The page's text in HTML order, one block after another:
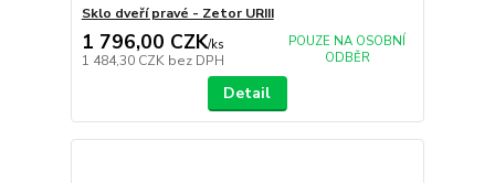
Sklo dveří pravé - Zetor URIII
1 796,00 CZK/ks
1 484,30 CZK bez DPH
POUZE NA OSOBNÍ
ODBĚR
Detail